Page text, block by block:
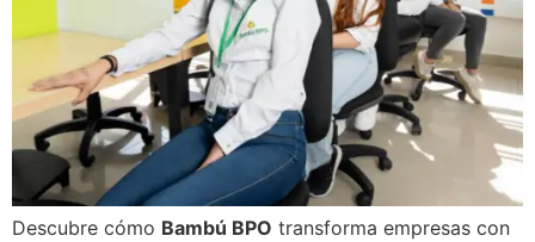
Descubre cómo Bambú BPO transforma empresas con